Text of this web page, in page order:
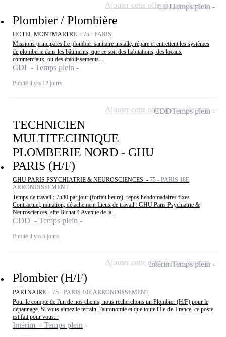
Plombier / Plombière
HOTEL MONTMARTRE - 75 - PARIS
Missions principales Le plombier sanitaire installe, répare et entretient les systèmes
de plomberie dans les bâtiments, que ce soit des habitations, des locaux
commerciaux, ou des établissements...
CDI - Temps plein
Publié il y a 12 jours
CDITemps plein
Ajouter cette offre à ma sélection
TECHNICIEN
MULTITECHNIQUE
PLOMBERIE NORD - GHU
PARIS (H/F)
GHU PARIS PSYCHIATRIE & NEUROSCIENCES - 75 - PARIS 18E
ARRONDISSEMENT
Temps de travail : 7h30 par jour (forfait heure), repos hebdomadaires fixes
Contractuel, mutation, détachement Lieux de travail : GHU Paris Psychiatrie &
Neurosciences, site Bichat 4 Avenue de la...
CDD - Temps plein
Publié il y a 5 jours
CDDTemps plein
Ajouter cette offre à ma sélection
Plombier (H/F)
PARTNAIRE - 75 - PARIS 10E ARRONDISSEMENT
Pour le compte de l'un de nos clients, nous recherchons un Plombier (H/F) pour le
dépannage. Si vous aimez le terrain, l'autonomie et que toute l'Île-de-France, ce poste
est fait pour vous...
Intérim - Temps plein
IntérimTemps plein
Ajouter cette offre à ma sélection